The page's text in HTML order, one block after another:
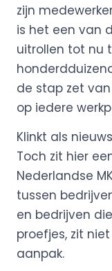
zijn
is het een van
uitrollen tot nu
de stap zet
op iedere
Klinkt als
Toch zit hier
Nederlandse
tussen
en bedrijven
proefjes, zit
aanpak.